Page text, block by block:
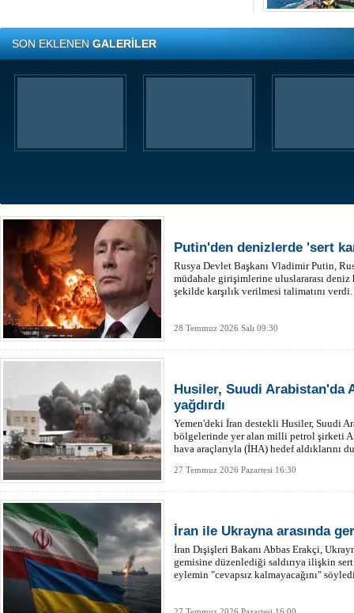
SON EKLENENGALERİLER
Putin'den denizlerde 'sert
Rusya Devlet Başkanı Vladimir Putin,
müdahale girişimlerine uluslararası
şekilde karşılık verilmesi talimatını verdi.
28 Temmuz 2026 Salı 09:30
Husiler, Suudi Arabistan'da
yağdırdı
Yemen'deki İran destekli Husiler, Suudi
bölgelerinde yer alan milli petrol şirketi
hava araçlarıyla (İHA) hedef aldıklarını
27 Temmuz 2026 Pazartesi 16:30
İran ile Ukrayna arasında
İran Dışişleri Bakanı Abbas Erakçi,
gemisine düzenlediği saldırıya ilişkin
eylemin "cevapsız kalmayacağını"